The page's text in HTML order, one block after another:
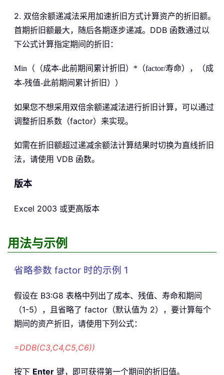
2. 双倍余额递减法采用加速折旧方式计算资产的折旧额。
首期折旧额最大，随后各期逐步递减。DDB 函数通过以
下公式计算指定期间的折旧：
Min（（成本-此前期间累计折旧）*（factor/寿命），（成
本-残值-此前期间累计折旧））
如果您不想采用双倍余额递减法进行折旧计算，可以通过
调整折旧系数（factor）来实现。
如需在折旧额超过递减余额法计算结果时切换为直线折旧
法，请使用 VDB 函数。
版本
Excel 2003 或更高版本
用法与示例
省略参数 factor 时的示例 1
假设在 B3:G8 表格中列出了成本、残值、寿命和期间
（1-5），且省略了 factor（默认值为 2），要计算每个
期间的资产折旧，请使用下列公式：
=DDB(C3,C4,C5,C6))
按下 Enter 键，即可获得第一个期间的折旧值。